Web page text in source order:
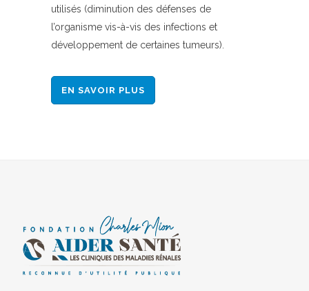
utilisés (diminution des défenses de
l’organisme vis-à-vis des infections et
développement de certaines tumeurs).
EN SAVOIR PLUS